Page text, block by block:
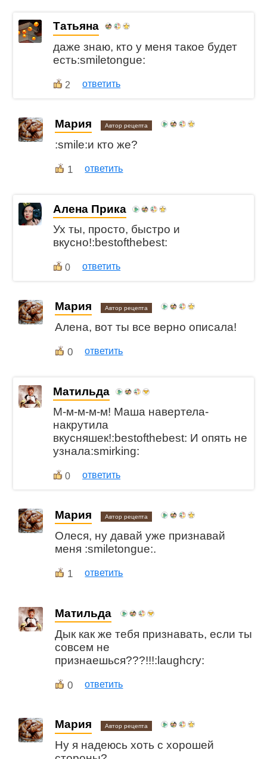
Татьяна
даже знаю, кто у меня такое будет
есть:smiletongue:
2 ответить
Мария Автор рецепта
:smile:и кто же?
1 ответить
Алена Прика
Ух ты, просто, быстро и
вкусно!:bestofthebest:
0 ответить
Мария Автор рецепта
Алена, вот ты все верно описала!
0 ответить
Матильда
М-м-м-м-м! Маша навертела-
накрутила
вкусняшек!:bestofthebest: И опять не
узнала:smirking:
0 ответить
Мария Автор рецепта
Олеся, ну давай уже признавай
меня :smiletongue:.
1 ответить
Матильда
Дык как же тебя признавать, если ты
совсем не
признаешься???!!!:laughcry:
0 ответить
Мария Автор рецепта
Ну я надеюсь хоть с хорошей